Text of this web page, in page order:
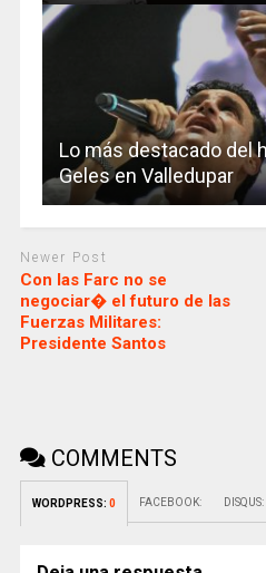
Lo más destacado del
Geles en Valledupar
Newer Post
Con las Farc no se
negociar� el futuro de las
Fuerzas Militares:
Presidente Santos
COMMENTS
WORDPRESS: 0 FACEBOOK: DISQUS: